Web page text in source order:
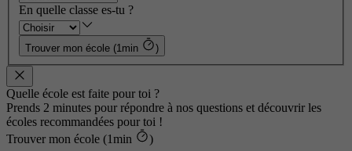
En quelle classe es-tu ?
Trouver mon école (1min )
Quelle école est faite pour toi ?
Prends 2 minutes pour répondre à nos questions et découvrir les
écoles recommandées pour toi !
Trouver mon école (1min
)